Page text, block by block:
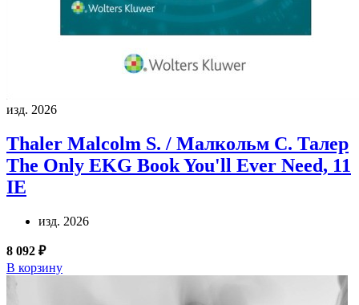
изд. 2026
Thaler Malcolm S. / Малкольм С. Талер
The Only EKG Book You'll Ever Need, 11
IE
изд. 2026
8 092 ₽
В корзину